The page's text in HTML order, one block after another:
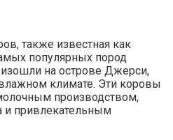
также известная как
популярных пород
на острове Джерси,
климате. Эти коровы
производством,
и привлекательным